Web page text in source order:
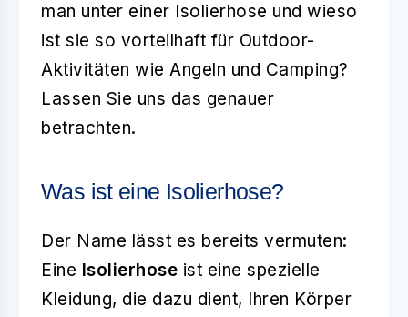
man unter einer Isolierhose und wieso
ist sie so vorteilhaft für Outdoor-
Aktivitäten wie Angeln und Camping?
Lassen Sie uns das genauer
betrachten.
Was ist eine Isolierhose?
Der Name lässt es bereits vermuten:
Eine Isolierhose ist eine spezielle
Kleidung, die dazu dient, Ihren Körper